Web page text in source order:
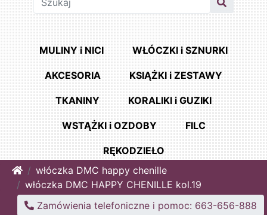
MULINY i NICI WŁÓCZKI i SZNURKI
AKCESORIA KSIĄŻKI i ZESTAWY
TKANINY KORALIKI i GUZIKI
WSTĄŻKI i OZDOBY FILC
RĘKODZIEŁO
Homewłóczka DMC happy chenille
włóczka DMC HAPPY CHENILLE kol.19
Zamówienia telefoniczne i pomoc: 663-656-888